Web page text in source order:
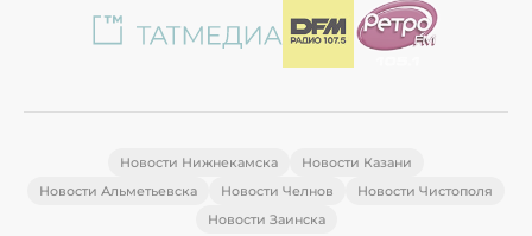
Новости Нижнекамска
Новости Казани
Новости Альметьевска
Новости Челнов
Новости Чистополя
Новости Заинска